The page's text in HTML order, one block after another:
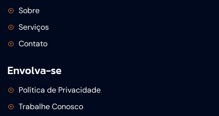
Sobre
Serviços
Contato
Envolva-se
Política de Privacidade
Trabalhe Conosco